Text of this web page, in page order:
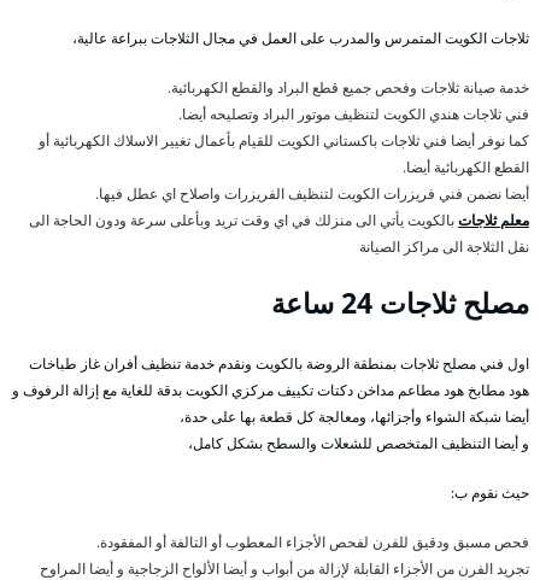
ثلاجات الكويت المتمرس والمدرب على العمل في مجال الثلاجات ببراعة عالية،
خدمة صيانة ثلاجات وفحص جميع قطع البراد والقطع الكهربائية.
فني ثلاجات هندي الكويت لتنظيف موتور البراد وتصليحه أيضا.
كما نوفر أيضا فني ثلاجات باكستاني الكويت للقيام بأعمال تغيير الاسلاك الكهربائية أو
القطع الكهربائية أيضا.
أيضا نضمن فني فريزرات الكويت لتنظيف الفريزرات واصلاح اي عطل فيها.
معلم ثلاجاتبالكويت يأتي الى منزلك في اي وقت تريد وبأعلى سرعة ودون الحاجة الى
نقل الثلاجة الى مراكز الصيانة
مصلح ثلاجات 24 ساعة
اول فني مصلح ثلاجات بمنطقة الروضة بالكويت ونقدم خدمة تنظيف أفران غاز طباخات
هود مطابخ هود مطاعم مداخن دكتات تكييف مركزي الكويت بدقة للغاية مع إزالة الرفوف و
أيضا شبكة الشواء وأجزائها، ومعالجة كل قطعة بها على حدة،
و أيضا التنظيف المتخصص للشعلات والسطح بشكل كامل،
حيث نقوم ب:
فحص مسبق ودقيق للفرن لفحص الأجزاء المعطوب أو التالفة أو المفقودة.
تجريد الفرن من الأجزاء القابلة لإزالة من أبواب و أيضا الألواح الزجاجية و أيضا المراوح